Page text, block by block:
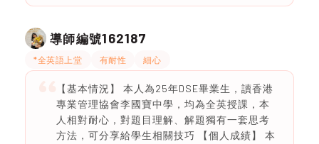
導師編號162187
*全英語上堂 有耐性 細心
【基本情況】 本人為25年DSE畢業生，讀香港
專業管理協會李國寶中學，均為全英授課，本
人相對耐心，對題目理解、解題獨有一套思考
方法，可分享給學生相關技巧 【個人成績】 本